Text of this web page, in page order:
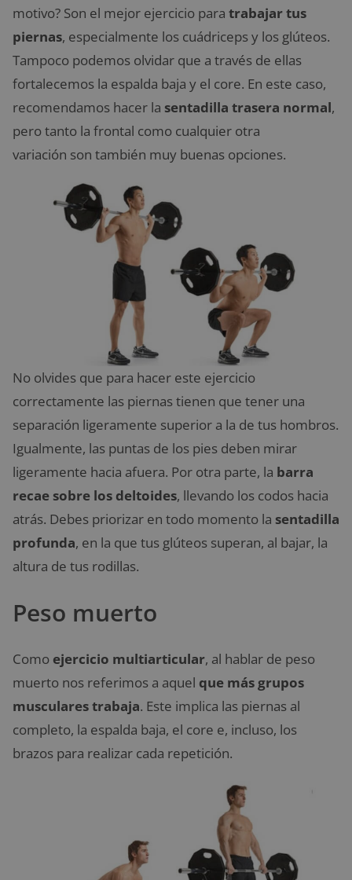
motivo? Son el mejor ejercicio para trabajar tus
piernas, especialmente los cuádriceps y los glúteos.
Tampoco podemos olvidar que a través de ellas
fortalecemos la espalda baja y el core. En este caso,
recomendamos hacer la sentadilla trasera normal,
pero tanto la frontal como cualquier otra
variación son también muy buenas opciones.
No olvides que para hacer este ejercicio
correctamente las piernas tienen que tener una
separación ligeramente superior a la de tus hombros.
Igualmente, las puntas de los pies deben mirar
ligeramente hacia afuera. Por otra parte, la barra
recae sobre los deltoides, llevando los codos hacia
atrás. Debes priorizar en todo momento la sentadilla
profunda, en la que tus glúteos superan, al bajar, la
altura de tus rodillas.
Peso muerto
Como ejercicio multiarticular, al hablar de peso
muerto nos referimos a aquel que más grupos
musculares trabaja. Este implica las piernas al
completo, la espalda baja, el core e, incluso, los
brazos para realizar cada repetición.